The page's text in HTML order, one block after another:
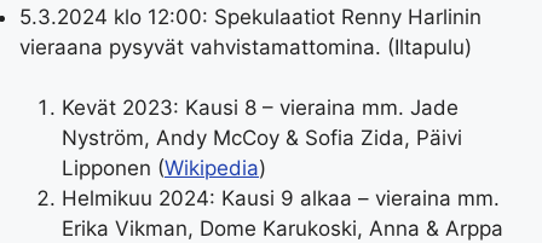
5.3.2024 klo 12:00: Spekulaatiot Renny Harlinin
vieraana pysyvät vahvistamattomina. (Iltapulu)
Kevät 2023: Kausi 8 – vieraina mm. Jade
Nyström, Andy McCoy & Sofia Zida, Päivi
Lipponen (Wikipedia)
Helmikuu 2024: Kausi 9 alkaa – vieraina mm.
Erika Vikman, Dome Karukoski, Anna & Arppa